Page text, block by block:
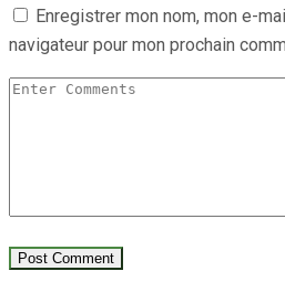
Enregistrer mon nom, mon e-
navigateur pour mon prochain